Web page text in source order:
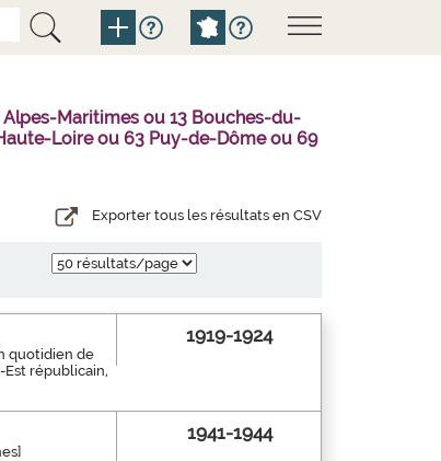
Maritimes ou 13 Bouches-du-
Loire ou 63 Puy-de-Dôme ou 69
Exporter tous les résultats en CSV
quotidien de
Est républicain,
1919-1924
1941-1944